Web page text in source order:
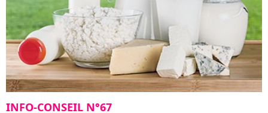
INFO-CONSEIL N°67